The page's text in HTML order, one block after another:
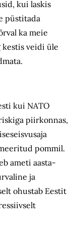
kui laskis
püstitada
ka meie
kestis veidi üle
kui NATO
piirkonnas,
pommil.
ameti aasta­
ja
ohustab Eestit